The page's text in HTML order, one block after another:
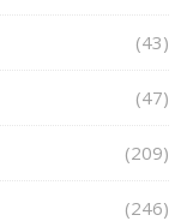
(43)
(47)
(209)
(246)